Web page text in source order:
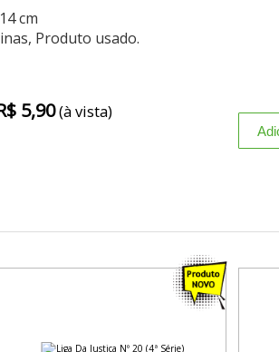
cm
Produto usado.
5,90(à vista)